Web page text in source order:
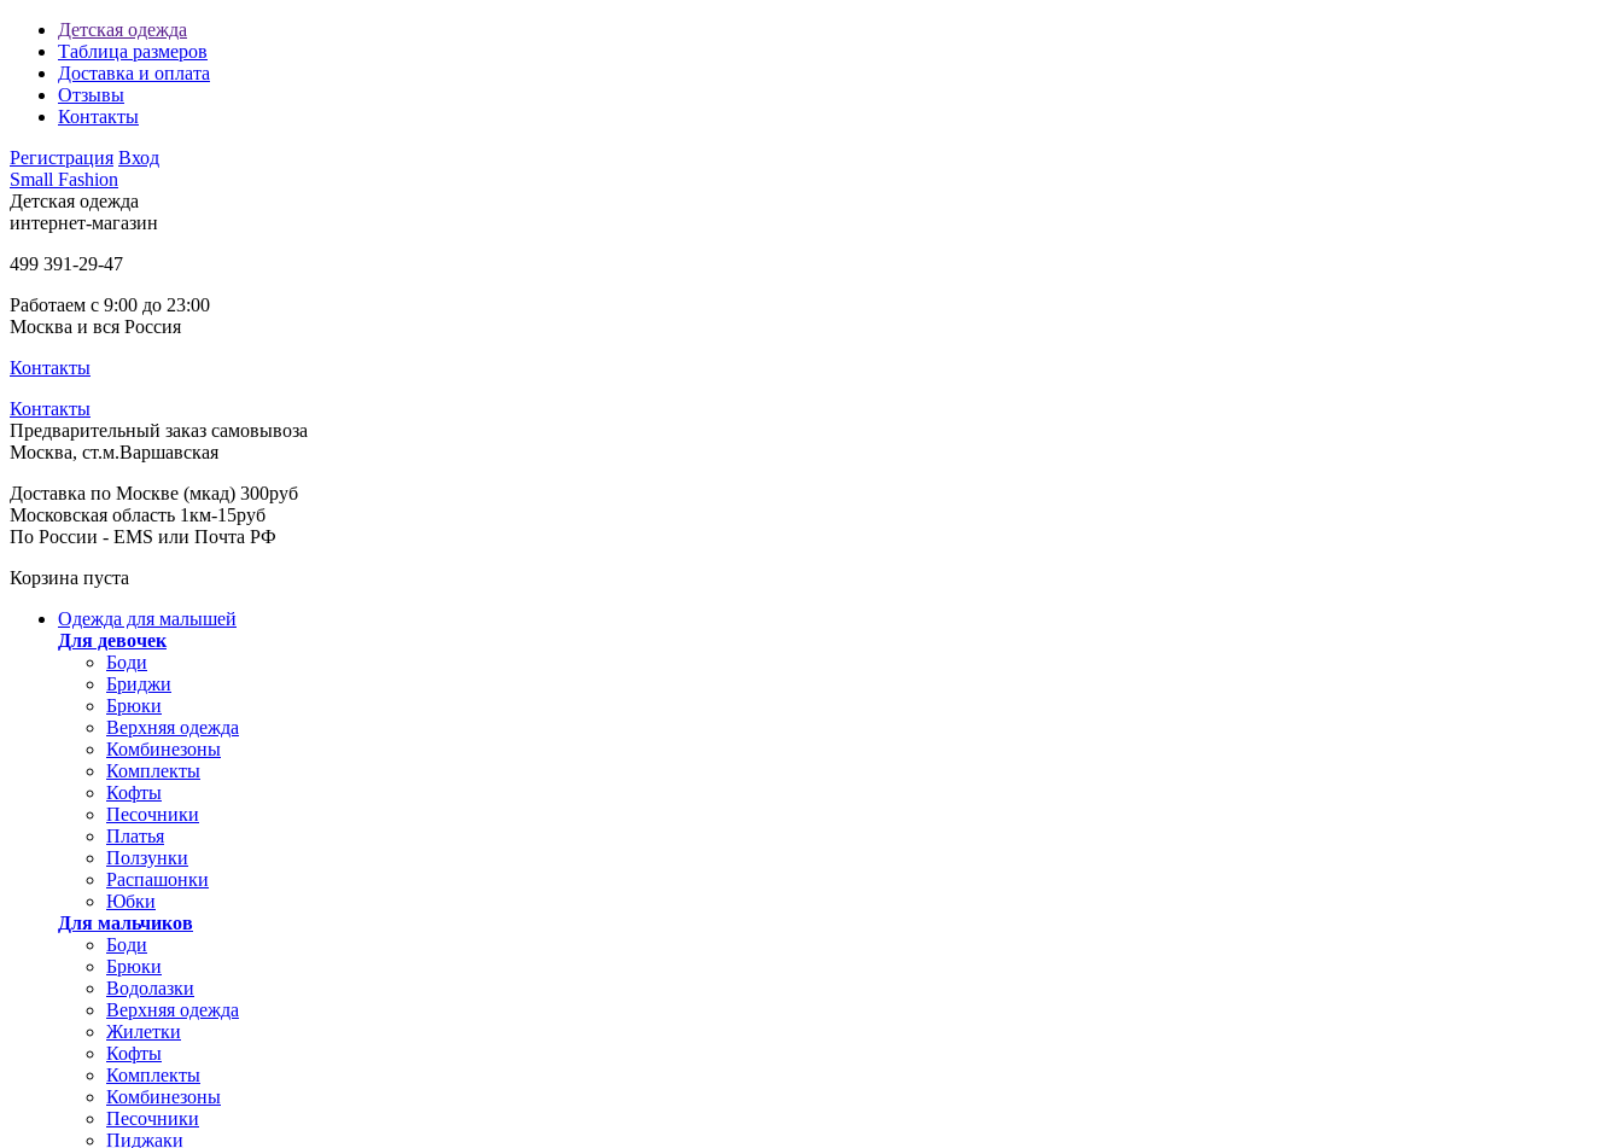
Детская одежда
Таблица размеров
Доставка и оплата
Отзывы
Контакты
Регистрация Вход
Small Fashion
Детская одежда
интернет-магазин
499 391-29-47
Работаем с 9:00 до 23:00
Москва и вся Россия
Контакты
Контакты
Предварительный заказ самовывоза
Москва, ст.м.Варшавская
Доставка по Москве (мкад) 300руб
Московская область 1км-15руб
По России - EMS или Почта РФ
Корзина пуста
Одежда для малышей
Для девочек
Боди
Бриджи
Брюки
Верхняя одежда
Комбинезоны
Комплекты
Кофты
Песочники
Платья
Ползунки
Распашонки
Юбки
Для мальчиков
Боди
Брюки
Водолазки
Верхняя одежда
Жилетки
Кофты
Комплекты
Комбинезоны
Песочники
Пиджаки